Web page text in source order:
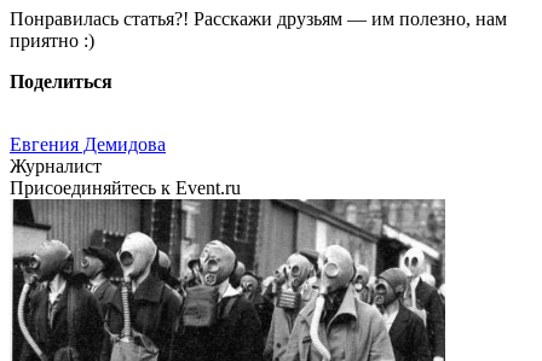
Понравилась статья?! Расскажи друзьям — им полезно, нам
приятно :)
Поделиться
Евгения Демидова
Журналист
Присоединяйтесь к Event.ru